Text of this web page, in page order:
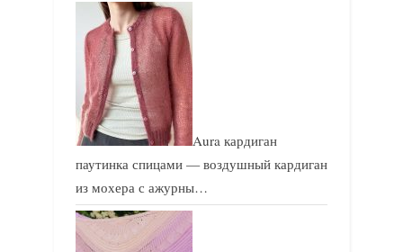
Aura кардиган
паутинка спицами — воздушный кардиган
из мохера с ажурны…